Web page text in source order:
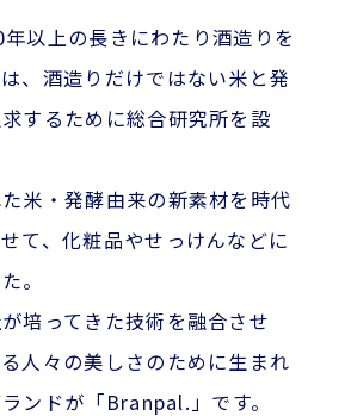
以上の長きにわたり酒造りを
、酒造りだけではない米と発
するために総合研究所を設
米・発酵由来の新素材を時代
て、化粧品やせっけんなどに
。
培ってきた技術を融合させ
人々の美しさのために生まれ
ンドが「Branpal.」です。